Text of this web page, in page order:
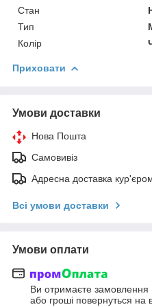
Стан
Тип
Колір
Приховати
Умови доставки
Нова Пошта
Самовивіз
Адресна доставка
Всі умови доставки
Умови оплати
Ви отримаєте замовлення
або гроші повернуться на